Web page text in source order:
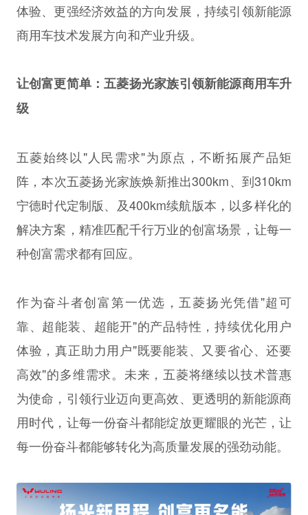
体验、更强经济效益的方向发展，持续引领新能源
商用车技术发展方向和产业升级。
让创富更简单：五菱扬光家族引领新能源商用车升
级
五菱始终以"人民需求"为原点，不断拓展产品矩
阵，本次五菱扬光家族焕新推出300km、到310km
宁德时代定制版、及400km续航版本，以多样化的
解决方案，精准匹配千行万业的创富场景，让每一
种创富需求都有回应。
作为奋斗者创富第一优选，五菱扬光凭借"超可
靠、超能装、超能开"的产品特性，持续优化用户
体验，真正助力用户"既要能装、又要省心、还要
高效"的多维需求。未来，五菱将继续以技术普惠
为使命，引领行业迈向更高效、更透明的新能源商
用时代，让每一份奋斗都能绽放更耀眼的光芒，让
每一份奋斗都能够转化为高质量发展的强劲动能。